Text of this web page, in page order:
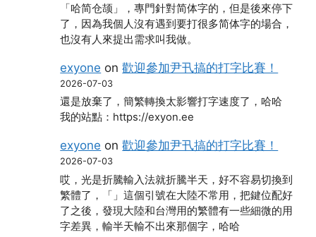
「哈简仓颉」，專門針對简体字的，但是後來停下
了，因為我個人沒有遇到要打很多简体字的場合，
也沒有人來提出需求叫我做。
exyone on歡迎參加尹卂搞的打字比賽！
2026-07-03
還是放棄了，簡繁轉換太影響打字速度了，哈哈
我的站點：https://exyon.ee
exyone on歡迎參加尹卂搞的打字比賽！
2026-07-03
哎，光是折騰輸入法就折騰半天，好不容易切換到
繁體了，「」這個引號在大陸不常用，把鍵位配好
了之後，發現大陸和台灣用的繁體有一些細微的用
字差異，輸半天輸不出來那個字，哈哈